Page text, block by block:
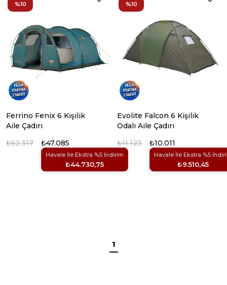
Ferrino Fenix 6 Kişilik
Aile Çadırı
₺47.085
Havale İle Ekstra %5 İndirim
₺44.730,75
₺52.317
%10
Evolite Falcon 6 Kişilik
Odalı Aile Çadırı
₺10.011
Havale İle Ekstra %5
₺9.510,45
₺11.123
%10
1